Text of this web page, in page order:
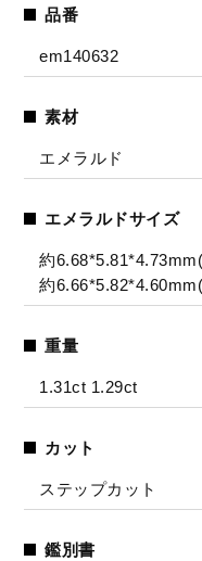
品番
em140632
素材
エメラルド
エメラルドサイズ
約
約
重量
1.31ct 1.29ct
カット
ステップカット
鑑別書